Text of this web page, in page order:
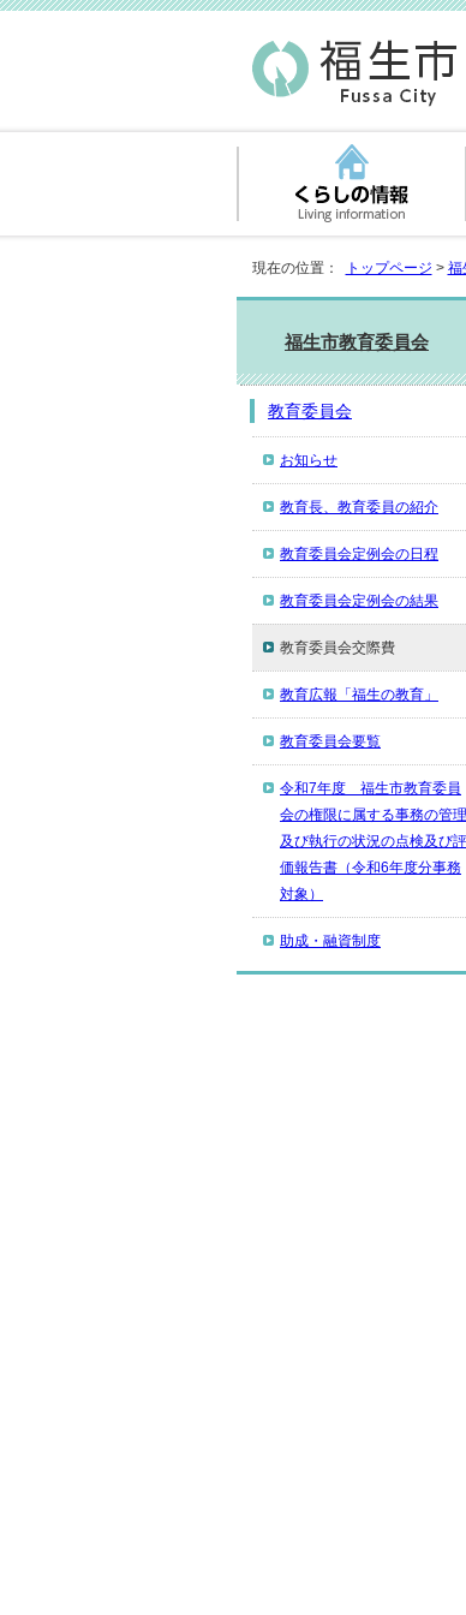
現在の位置： トップページ > 福
福生市教育委員会
教育委員会
お知らせ
教育長、教育委員の紹介
教育委員会定例会の日程
教育委員会定例会の結果
教育委員会交際費
教育広報「福生の教育」
教育委員会要覧
令和7年度 福生市教育委員
会の権限に属する事務の管理
及び執行の状況の点検及び評
価報告書（令和6年度分事務
対象）
助成・融資制度